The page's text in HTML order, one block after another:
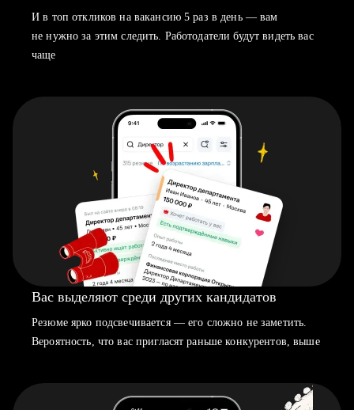
И в топ откликов на вакансию 5 раз в день — вам
не нужно за этим следить. Работодатели будут видеть вас
чаще
Вас выделяют среди других кандидатов
Резюме ярко подсвечивается — его сложно не заметить.
Вероятность, что вас пригласят раньше конкурентов, выше